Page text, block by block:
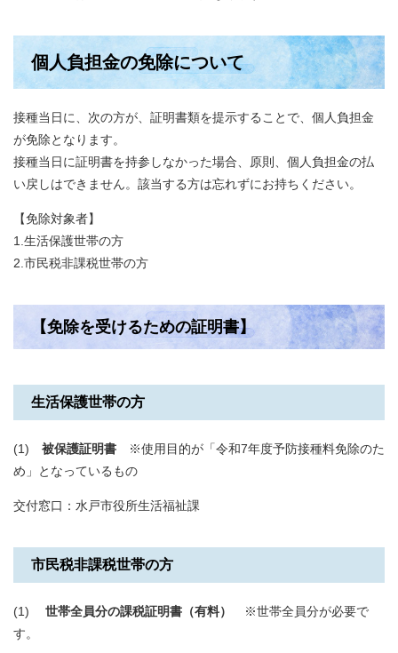
個人負担金の免除について
接種当日に、次の方が、証明書類を提示することで、個人負担金
が免除となります。
接種当日に証明書を持参しなかった場合、原則、個人負担金の払
い戻しはできません。該当する方は忘れずにお持ちください。
【免除対象者】
1.生活保護世帯の方
2.市民税非課税世帯の方
【免除を受けるための証明書】
生活保護世帯の方
(1) 被保護証明書 ※使用目的が「令和7年度予防接種料免除のた
め」となっているもの
交付窓口：水戸市役所生活福祉課
市民税非課税世帯の方
(1) 世帯全員分の課税証明書（有料）
※世帯全員分が必要で
す。